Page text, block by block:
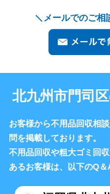
メールでのご相
北九州市門司
お客様から不用品回収相
問を掲載しております。
不用品回収や粗大ゴミ回
あるお客様は、以下のQ＆